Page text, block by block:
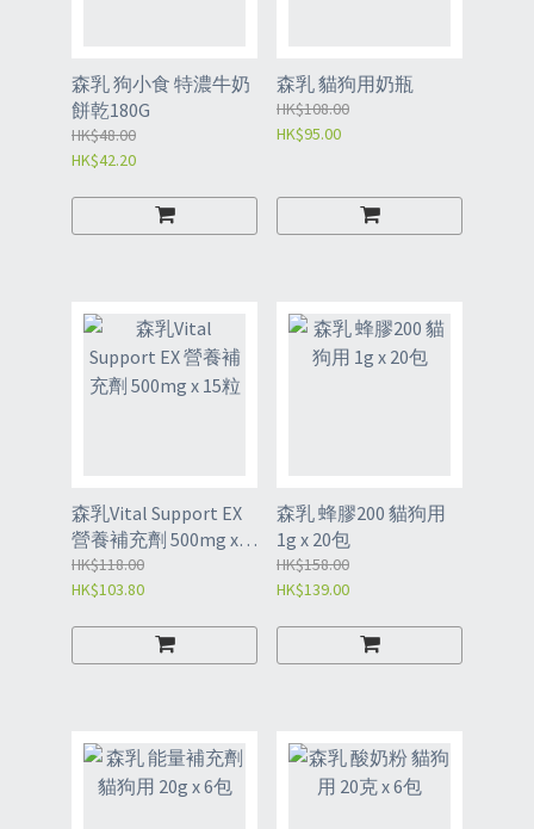
森乳 狗小食 特濃牛奶
餅乾180G
HK$48.00
HK$42.20
森乳 貓狗用奶瓶
HK$108.00
HK$95.00
森乳Vital Support EX
營養補充劑 500mg x
15粒
HK$118.00
HK$103.80
森乳 蜂膠200 貓狗用
1g x 20包
HK$158.00
HK$139.00